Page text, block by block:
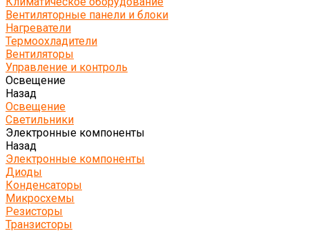
Вентиляторные панели и блоки
Нагреватели
Термоохладители
Вентиляторы
Управление и контроль
Освещение
Назад
Освещение
Светильники
Электронные компоненты
Назад
Электронные компоненты
Диоды
Конденсаторы
Микросхемы
Резисторы
Транзисторы